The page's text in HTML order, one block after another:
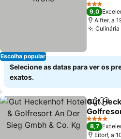
Escolha popular
Ver preços
3 Estrelas
9,0
Alfter, a
Selecione as datas para ver os
exatos.
Partilhar
Gut
Gmbh &
Ver preços
4 Estrelas
8,7
Eitorf, a